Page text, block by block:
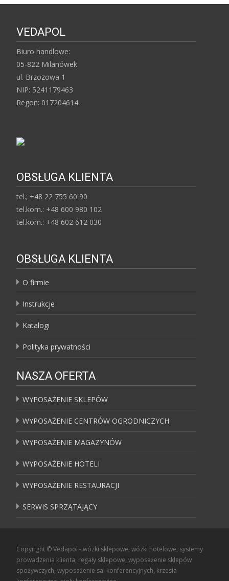
VEDAPOL
Biuro handlowe:
05-822 Milanówek
ul. Brzozowa 1
NIP: 5241179463
Regon: 017204614
OBSŁUGA KLIENTA
tel.; +48 22 755 60 90
tel.kom.: +48 600 980 102
tel.kom.: +48 602 612 030
OBSŁUGA KLIENTA
O firmie
Instrukcje
Katalogi
Polityka prywatności
NASZA OFERTA
WYPOSAŻENIE SKLEPÓW
WYPOSAŻENIE CENTRÓW OGRODNICZYCH
WYPOSAŻENIE MAGAZYNÓW
WYPOSAŻENIE HOTELI
WYPOSAŻENIE RESTAURACJI
SERWIS SPRZĄTAJĄCY
Copyright © Vedapol - wózki sklepowe, wózki hotelowe, systemy
prowadzenia klienta, regały sklepowe, wyposażenie sklepów
spożywczych, wyposażenie sal konferencyjnych, krzesła